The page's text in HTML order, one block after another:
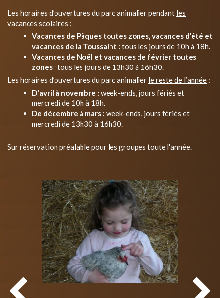
Les horaires d’ouvertures du parc animalier pendant les
vacances scolaires :
Vacances de Pâques toutes zones, vacances d'été et
vacances de la Toussaint : tous les jours de 10h à 18h.
Vacances de Noël et vacances de février toutes
zones : tous les jours de 13h30 à 16h30.
Les horaires d’ouvertures du parc animalier le reste de l’année :
D'avril à novembre : week-ends, jours fériés et
mercredi de 10h à 18h.
De décembre à mars : week-ends, jours fériés et
mercredi de 13h30 à 16h30.
Sur réservation préalable pour les groupes toute l'année.